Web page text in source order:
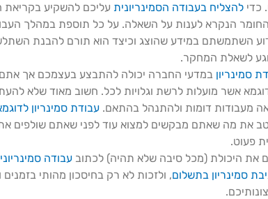
כדי להצליח בעבודה הסמינריונית עליכם להשקיע בקריאת
הנקרא לענות על השאלה. על כל תוספת במהלך
השתמשתם במידע שהוצג וכיצד הוא תורם להבנת
לשאלת המחקר.
סמינריון במדעי החברה יכולה להתבצע בעצמכם אך אתם
אשר מועלות לרשת וגלויות לכל. חשוב מאוד שלא
מעבודות דומות ולהתנהל בהתאם. עבודת סמינריון
את מה שאתם מבקשים למצוא עוד לפני שאתם שולפים
פעוט.
את היכולת (מכל סיבה שלא תהיה) לכתוב עבודה
סמינריון בתשלום, ולזכות לא רק בחיסכון מהותי בזמנים